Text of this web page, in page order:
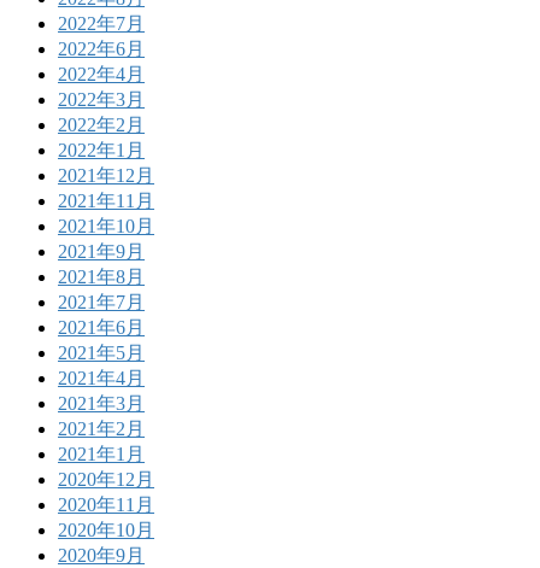
2022年7月
2022年6月
2022年4月
2022年3月
2022年2月
2022年1月
2021年12月
2021年11月
2021年10月
2021年9月
2021年8月
2021年7月
2021年6月
2021年5月
2021年4月
2021年3月
2021年2月
2021年1月
2020年12月
2020年11月
2020年10月
2020年9月